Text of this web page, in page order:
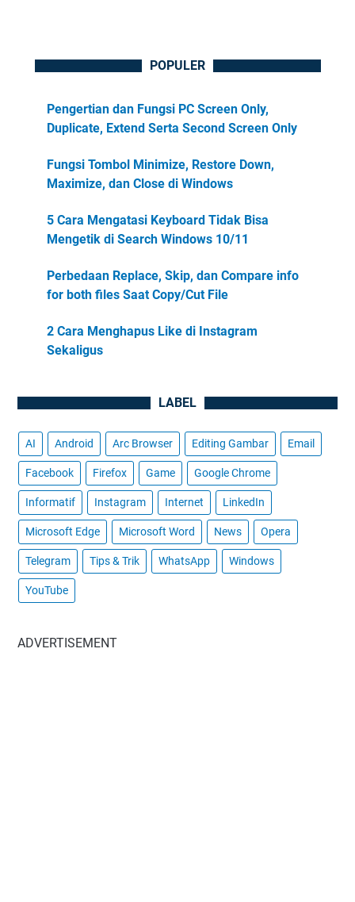
POPULER
Pengertian dan Fungsi PC Screen Only,
Duplicate, Extend Serta Second Screen Only
Fungsi Tombol Minimize, Restore Down,
Maximize, dan Close di Windows
5 Cara Mengatasi Keyboard Tidak Bisa
Mengetik di Search Windows 10/11
Perbedaan Replace, Skip, dan Compare info
for both files Saat Copy/Cut File
2 Cara Menghapus Like di Instagram
Sekaligus
LABEL
AI Android Arc Browser Editing Gambar Email
Facebook Firefox Game Google Chrome
Informatif Instagram Internet LinkedIn
Microsoft Edge Microsoft Word News Opera
Telegram Tips & Trik WhatsApp Windows
YouTube
ADVERTISEMENT